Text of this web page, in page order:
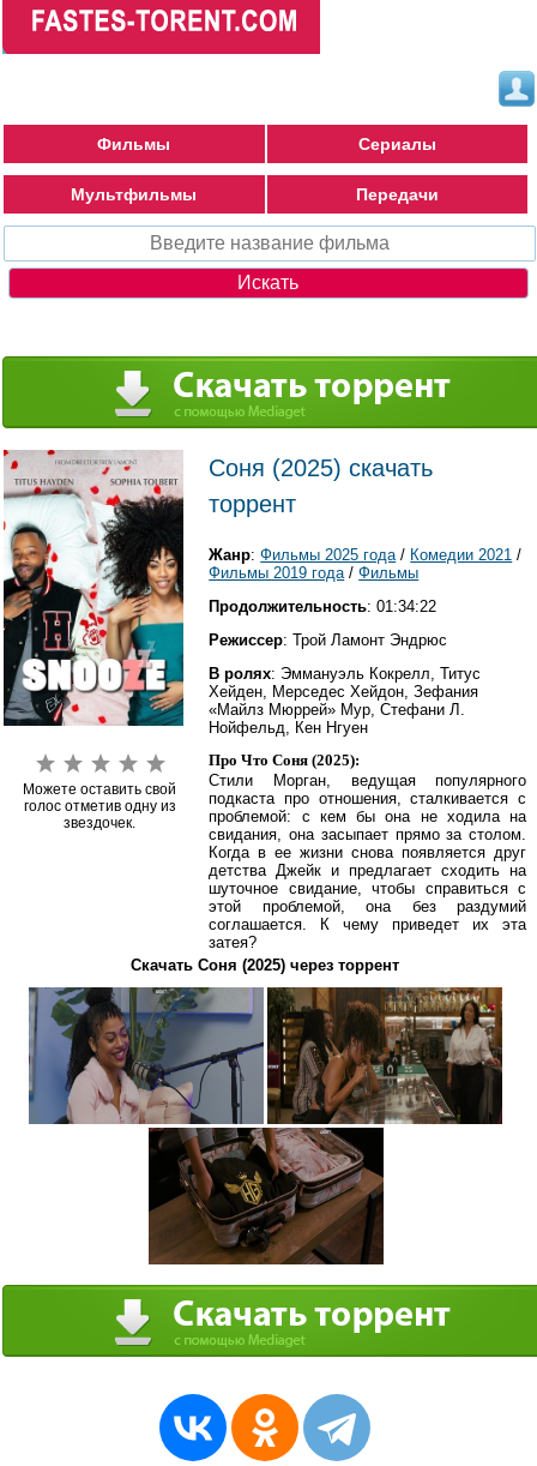
Фильмы Сериалы
Мультфильмы Передачи
Можете оставить свой
голос отметив одну из
звездочек.
Соня (2025) скачать
торрент
Жанр:Фильмы 2025 года/ Комедии 2021 /
Фильмы 2019 года/Фильмы
Продолжительность: 01:34:22
Режиссер: Трой Ламонт Эндрюс
В ролях: Эммануэль Кокрелл, Титус
Хейден, Мерседес Хейдон, Зефания
«Майлз Мюррей» Мур, Стефани Л.
Нойфельд, Кен Нгуен
Про Что Соня (2025):
Стили Морган, ведущая популярного
подкаста про отношения, сталкивается с
проблемой: с кем бы она не ходила на
свидания, она засыпает прямо за столом.
Когда в ее жизни снова появляется друг
детства Джейк и предлагает сходить на
шуточное свидание, чтобы справиться с
этой проблемой, она без раздумий
соглашается. К чему приведет их эта
затея?
Скачать Соня (2025) через торрент